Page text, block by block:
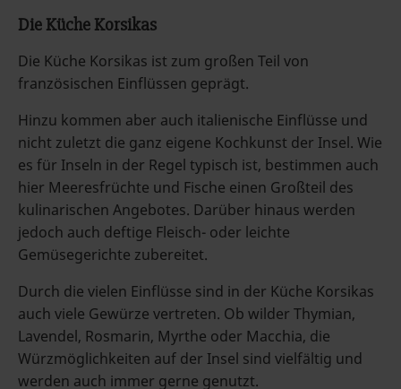
Die Küche Korsikas
Die Küche Korsikas ist zum großen Teil von
französischen Einflüssen geprägt.
Hinzu kommen aber auch italienische Einflüsse und
nicht zuletzt die ganz eigene Kochkunst der Insel. Wie
es für Inseln in der Regel typisch ist, bestimmen auch
hier Meeresfrüchte und Fische einen Großteil des
kulinarischen Angebotes. Darüber hinaus werden
jedoch auch deftige Fleisch- oder leichte
Gemüsegerichte zubereitet.
Durch die vielen Einflüsse sind in der Küche Korsikas
auch viele Gewürze vertreten. Ob wilder Thymian,
Lavendel, Rosmarin, Myrthe oder Macchia, die
Würzmöglichkeiten auf der Insel sind vielfältig und
werden auch immer gerne genutzt.